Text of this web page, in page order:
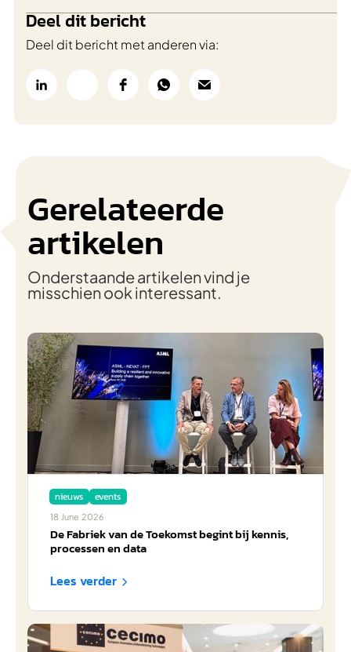
Deel dit bericht
Deel dit bericht met anderen via:
Gerelateerde
artikelen
Onderstaande artikelen vind je
misschien ook interessant.
nieuws events
18 June 2026
De Fabriek van de Toekomst begint bij kennis,
processen en data
Lees verder 